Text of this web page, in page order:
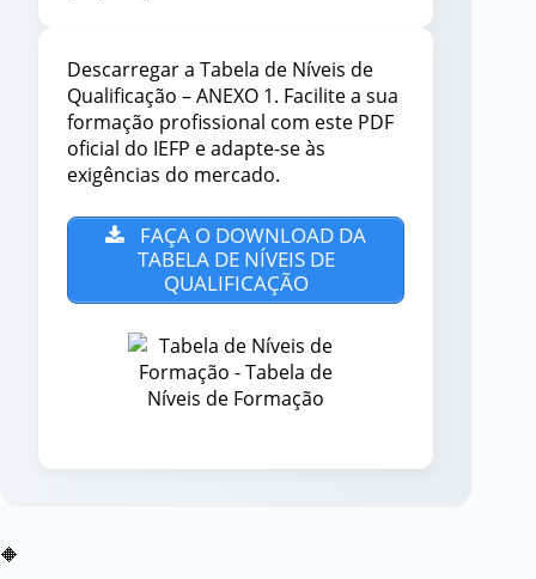
Descarregar a Tabela de Níveis de
Qualificação – ANEXO 1. Facilite a sua
formação profissional com este PDF
oficial do IEFP e adapte-se às
exigências do mercado.
FAÇA O DOWNLOAD DA
TABELA DE NÍVEIS DE
QUALIFICAÇÃO
🔶